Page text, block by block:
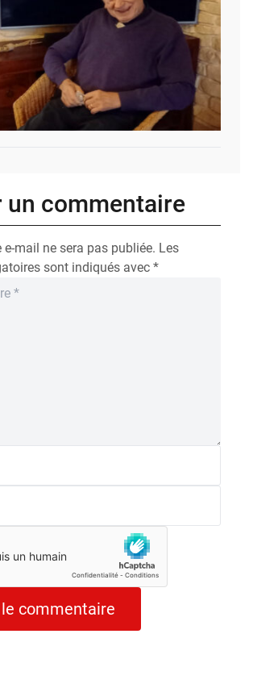
un commentaire
e-mail ne sera pas publiée. Les
sont indiqués avec *